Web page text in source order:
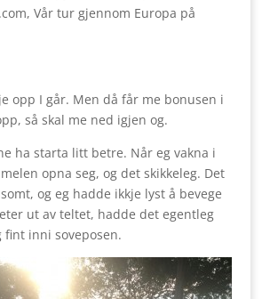
, Vår tur gjennom Europa på
opp I går. Men då får me bonusen i
så skal me ned igjen og.
ha starta litt betre. Når eg vakna i
opna seg, og det skikkeleg. Det
og eg hadde ikkje lyst å bevege
ut av teltet, hadde det egentleg
fint inni soveposen.